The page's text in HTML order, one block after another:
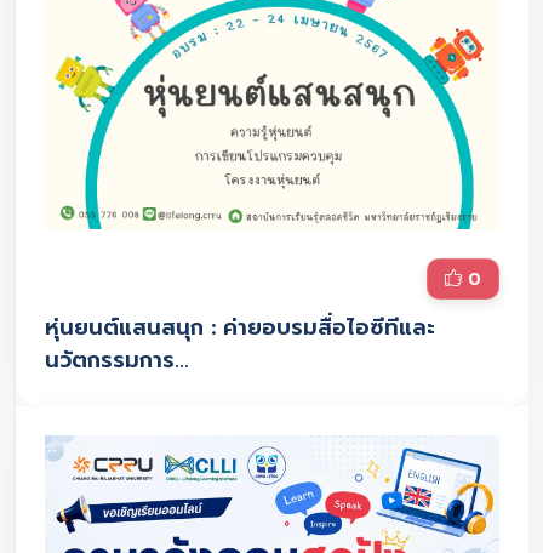
0
หุ่นยนต์แสนสนุก : ค่ายอบรมสื่อไอซีทีและ
นวัตกรรมการ…